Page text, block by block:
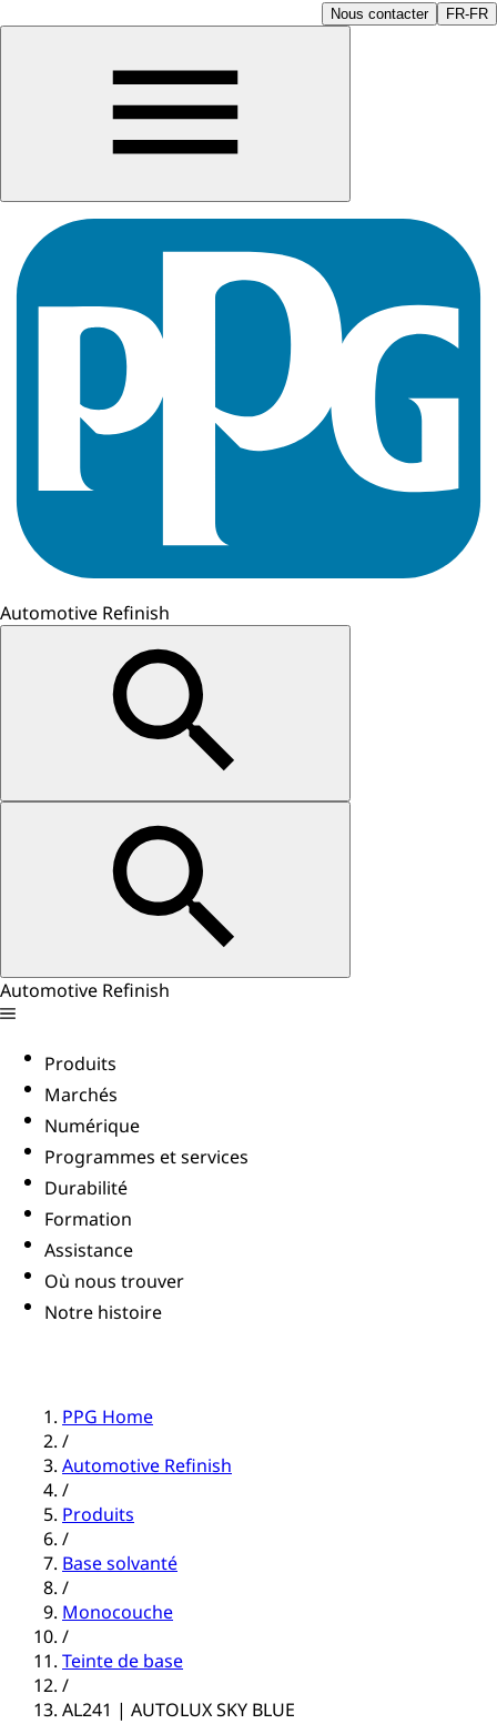
Nous contacter FR-FR
Automotive Refinish
Automotive Refinish
Produits
Marchés
Numérique
Programmes et services
Durabilité
Formation
Assistance
Où nous trouver
Notre histoire
PPG Home
/
Automotive Refinish
/
Produits
/
Base solvanté
/
Monocouche
/
Teinte de base
/
AL241 | AUTOLUX SKY BLUE